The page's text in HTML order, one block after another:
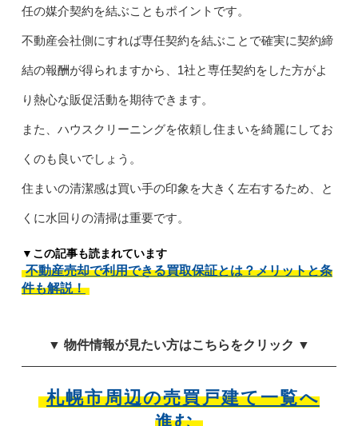
任の媒介契約を結ぶこともポイントです。
不動産会社側にすれば専任契約を結ぶことで確実に契約締
結の報酬が得られますから、1社と専任契約をした方がよ
り熱心な販促活動を期待できます。
また、ハウスクリーニングを依頼し住まいを綺麗にしてお
くのも良いでしょう。
住まいの清潔感は買い手の印象を大きく左右するため、と
くに水回りの清掃は重要です。
▼この記事も読まれています
不動産売却で利用できる買取保証とは？メリットと条
件も解説！
▼ 物件情報が見たい方はこちらをクリック ▼
札幌市周辺の売買戸建て一覧へ
進む